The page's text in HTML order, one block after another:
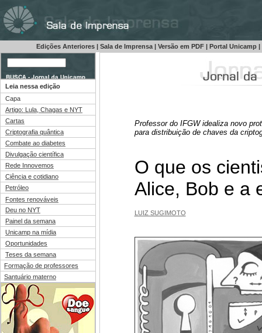
Edições Anteriores | Sala de Imprensa | Versão em PDF | Portal Unicamp |
Leia nessa edição
Capa
Artigo: Lula, Chagas e NYT
Cartas
Criptografia quântica
Combate ao diabetes
Divulgação científica
Rede Innovemos
Ciência e cotidiano
Petróleo
Fontes renováveis
Deu no NYT
Painel da semana
Unicamp na mídia
Oportunidades
Teses da semana
Formação de professores
Santuário materno
Professor do IFGW idealiza novo
para distribuição de chaves da
O que os
Alice, Bob e a
LUIZ SUGIMOTO